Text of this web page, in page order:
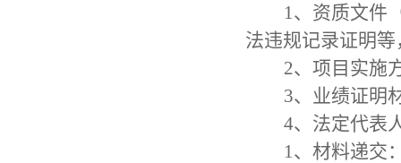
1、资质文件
法违规记录证明
2、项目实施
3、业绩证明
4、法定代表
1、材料递交